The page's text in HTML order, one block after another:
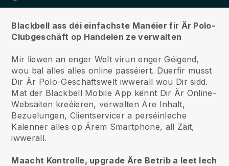
Blackbell ass déi einfachste Manéier fir Är Polo-
Clubgeschäft op Handelen ze verwalten
Mir liewen an enger Welt virun enger Géigend,
wou bal alles alles online passéiert. Duerfir musst
Dir Är Polo-Geschäftswelt iwwerall wou Dir sidd.
Mat der Blackbell Mobile App kënnt Dir Är Online-
Websäiten kreéieren, verwalten Äre Inhalt,
Bezuelungen, Clientservicer a perséinleche
Kalenner alles op Ärem Smartphone, all Zäit,
iwwerall.
Maacht Kontrolle, upgrade Äre Betrib a leet Iech